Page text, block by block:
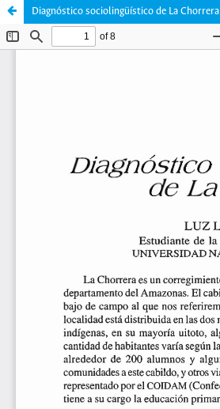
Diagnóstico sociolingüístico de La Chorrera